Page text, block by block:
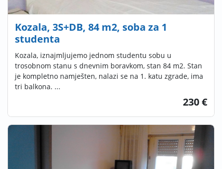
Kozala, 3S+DB, 84 m2, soba za 1
studenta
Kozala, iznajmljujemo jednom studentu sobu u
trosobnom stanu s dnevnim boravkom, stan 84 m2. Stan
je kompletno namješten, nalazi se na 1. katu zgrade, ima
tri balkona. ...
230 €